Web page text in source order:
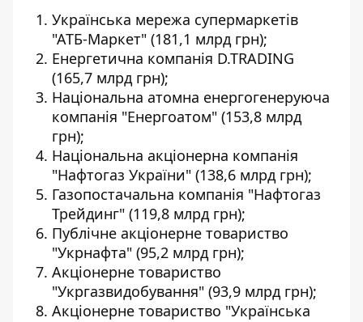
Українська мережа супермаркетів
"АТБ-Маркет" (181,1 млрд грн);
Енергетична компанія D.TRADING
(165,7 млрд грн);
Національна атомна енергогенеруюча
компанія "Енергоатом" (153,8 млрд
грн);
Національна акціонерна компанія
"Нафтогаз України" (138,6 млрд грн);
Газопостачальна компанія "Нафтогаз
Трейдинг" (119,8 млрд грн);
Публічне акціонерне товариство
"Укрнафта" (95,2 млрд грн);
Акціонерне товариство
"Укргазвидобування" (93,9 млрд грн);
Акціонерне товариство "Українська